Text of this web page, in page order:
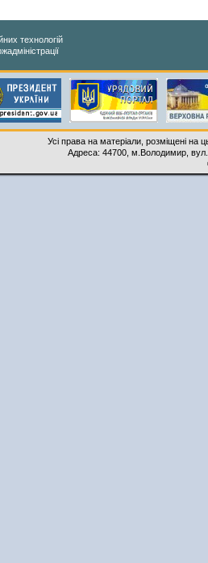
технологій
Усі права на матеріали, розміщені на
Адреса: 44700, м.Володимир,